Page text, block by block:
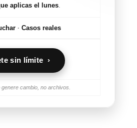
aplicas el lunes
· Casos reales
sin límite ›
cambio, no archivos.